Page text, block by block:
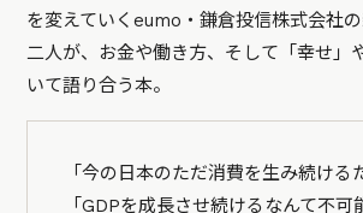
を変えていくeumo・鎌倉投信株式会社
二人が、お金や働き方、そして「幸せ」
いて語り合う本。
「今の日本のただ消費を生み続ける
「GDPを成長させ続けるなんて不可